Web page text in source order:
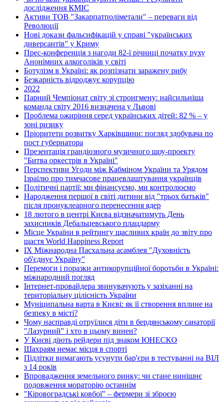
дослідження КМІС
Активи ТОВ "Закарпатполіметали" – переваги від
Революції
Нові докази фальсифікацій у справі "українських
диверсантів" у Криму
Прес-конференція з нагоди 82-ї річниці початку руху
Анонімних алкоголіків у світі
Ботулізм в Україні: як розпізнати заражену рибу
Безкарність відроджує корупцію
2022
Парний Чемпіонат світу зі стронгмену: найсильніша
команда світу 2016 визначена у Львові
Проблема ожиріння серед українських дітей: 82 % – у
зоні ризику
Пріоритети розвитку Харківщини: погляд здобувача по
пост губернатора
Презентація грандіозного музичного шоу-проекту
"Битва оркестрів в Україні"
Перспективи Угоди між Кабміном України та Урядом
Ізраїлю про тимчасове працевлаштування українців
Політичні партії: ми фінансуємо, ми контролюємо
Народження першої в світі дитини від "трьох батьків"
після пронуклеарного перенесення ядер
18 лютого в центрі Києва відзначатимуть День
захисників Дебальцевського плацдарму
Місце України в рейтингу щасливих країн до звіту про
щастя World Happiness Report
ІХ Міжнародна Пасхальна асамблея "Духовність
об'єднує Україну"
Перемоги і поразки антикорупційної боротьби в Україні:
міжнародний погляд
Інтернет-провайдера звинувачують у зазіханні на
територіальну цілісність України
Муніципальна варта в Києві: як її створення вплине на
безпеку в місті?
Чому насправді отруїлися діти в бердянському санаторії
"Лазурний" і хто в цьому винен?
У Києві діють рейдери під знаком ЮНЕСКО
Шахраям немає місця в спорті
Підлітки вимагають усунути бар'єри в тестуванні на ВІЛ
з 14 років
Впровадження земельного ринку: чи стане нинішнє
подовження мораторію останнім
"Кіровоградські ковбої" – фермери зі зброєю